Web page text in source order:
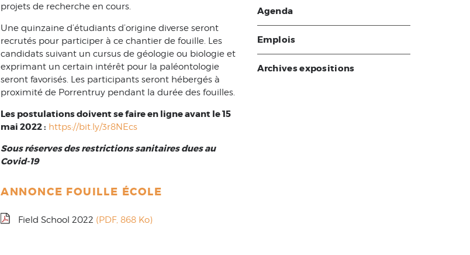
projets de recherche en cours.
Une quinzaine d’étudiants d’origine diverse seront
recrutés pour participer à ce chantier de fouille. Les
candidats suivant un cursus de géologie ou biologie et
exprimant un certain intérêt pour la paléontologie
seront favorisés. Les participants seront hébergés à
proximité de Porrentruy pendant la durée des fouilles.
Les postulations doivent se faire en ligne avant le 15
mai 2022 : https://bit.ly/3r8NEcs
Sous réserves des restrictions sanitaires dues au
Covid-19
ANNONCE FOUILLE ÉCOLE
Field School 2022 (PDF, 868 Ko)
Agenda
Emplois
Archives expositions